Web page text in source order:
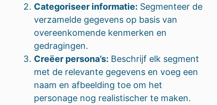
Categoriseer informatie: Segmenteer de
verzamelde gegevens op basis van
overeenkomende kenmerken en
gedragingen.
Creëer persona’s: Beschrijf elk segment
met de relevante gegevens en voeg een
naam en afbeelding toe om het
personage nog realistischer te maken.